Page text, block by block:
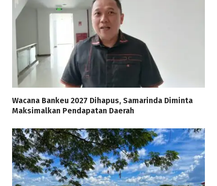
Wacana Bankeu 2027 Dihapus, Samarinda Diminta
Maksimalkan Pendapatan Daerah